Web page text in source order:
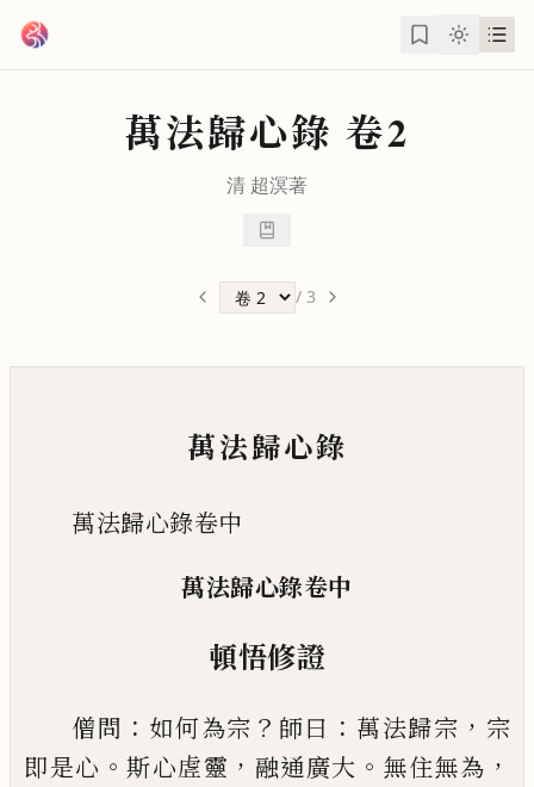
萬法歸心錄 卷2
清 超溟著
/ 3
萬法歸心錄
萬法歸心錄卷中
萬法歸心錄卷中
頓悟修證
僧問 ： 如何為宗 ？ 師曰 ： 萬法歸宗 ， 宗
即是心 。斯心虗靈 ， 融通廣大 。 無住無為 ，